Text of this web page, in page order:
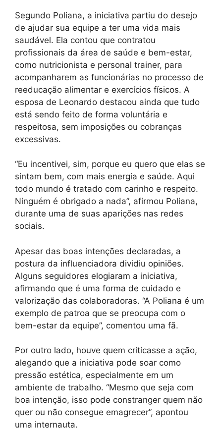
Segundo Poliana, a iniciativa partiu do desejo
de ajudar sua equipe a ter uma vida mais
saudável. Ela contou que contratou
profissionais da área de saúde e bem-estar,
como nutricionista e personal trainer, para
acompanharem as funcionárias no processo de
reeducação alimentar e exercícios físicos. A
esposa de Leonardo destacou ainda que tudo
está sendo feito de forma voluntária e
respeitosa, sem imposições ou cobranças
excessivas.
“Eu incentivei, sim, porque eu quero que elas se
sintam bem, com mais energia e saúde. Aqui
todo mundo é tratado com carinho e respeito.
Ninguém é obrigado a nada”, afirmou Poliana,
durante uma de suas aparições nas redes
sociais.
Apesar das boas intenções declaradas, a
postura da influenciadora dividiu opiniões.
Alguns seguidores elogiaram a iniciativa,
afirmando que é uma forma de cuidado e
valorização das colaboradoras. “A Poliana é um
exemplo de patroa que se preocupa com o
bem-estar da equipe”, comentou uma fã.
Por outro lado, houve quem criticasse a ação,
alegando que a iniciativa pode soar como
pressão estética, especialmente em um
ambiente de trabalho. “Mesmo que seja com
boa intenção, isso pode constranger quem não
quer ou não consegue emagrecer”, apontou
uma internauta.